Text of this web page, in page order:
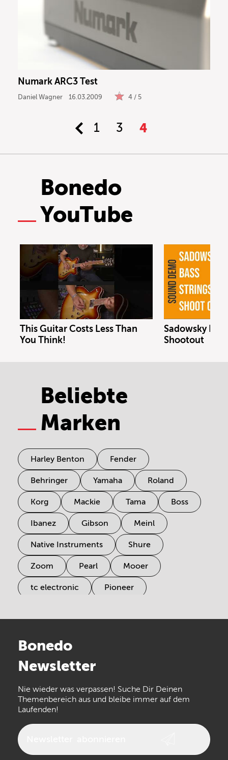
Numark ARC3 Test
Daniel Wagner 16.03.2009 4 / 5
1 3 4
Bonedo
YouTube
This Guitar Costs Less Than
You Think!
Sadowsky
Shootout
Beliebte
Marken
Harley Benton Fender
Behringer Yamaha Roland
Korg Mackie Tama Boss
Ibanez Gibson Meinl
Native Instruments Shure
Zoom Pearl Mooer
tc electronic Pioneer
Arturia
the t.bone
Walrus Audio Epiphone
Bonedo
Newsletter
Nie wieder was verpassen! Suche Dir Deinen
Themenbereich aus und bleibe immer auf dem
Laufenden!